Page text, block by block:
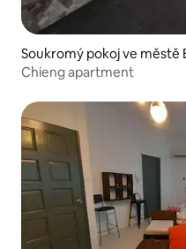
Soukromý pokoj ve městě
n
Chieng apartment